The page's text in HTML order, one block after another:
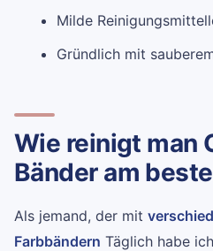
Milde
Gründlich mit
Wie reinigt man
Bänder am
Als jemand, der mit
Farbbändern Täglich habe